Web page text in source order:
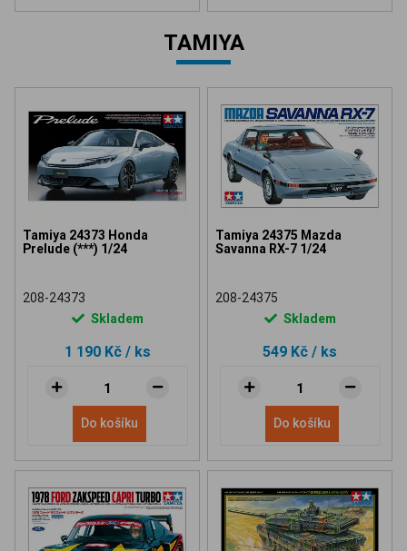
TAMIYA
Tamiya 24373 Honda
Prelude (***) 1/24
208-24373
Skladem
1 190 Kč / ks
Do košíku
Tamiya 24375 Mazda
Savanna RX-7 1/24
208-24375
Skladem
549 Kč / ks
Do košíku